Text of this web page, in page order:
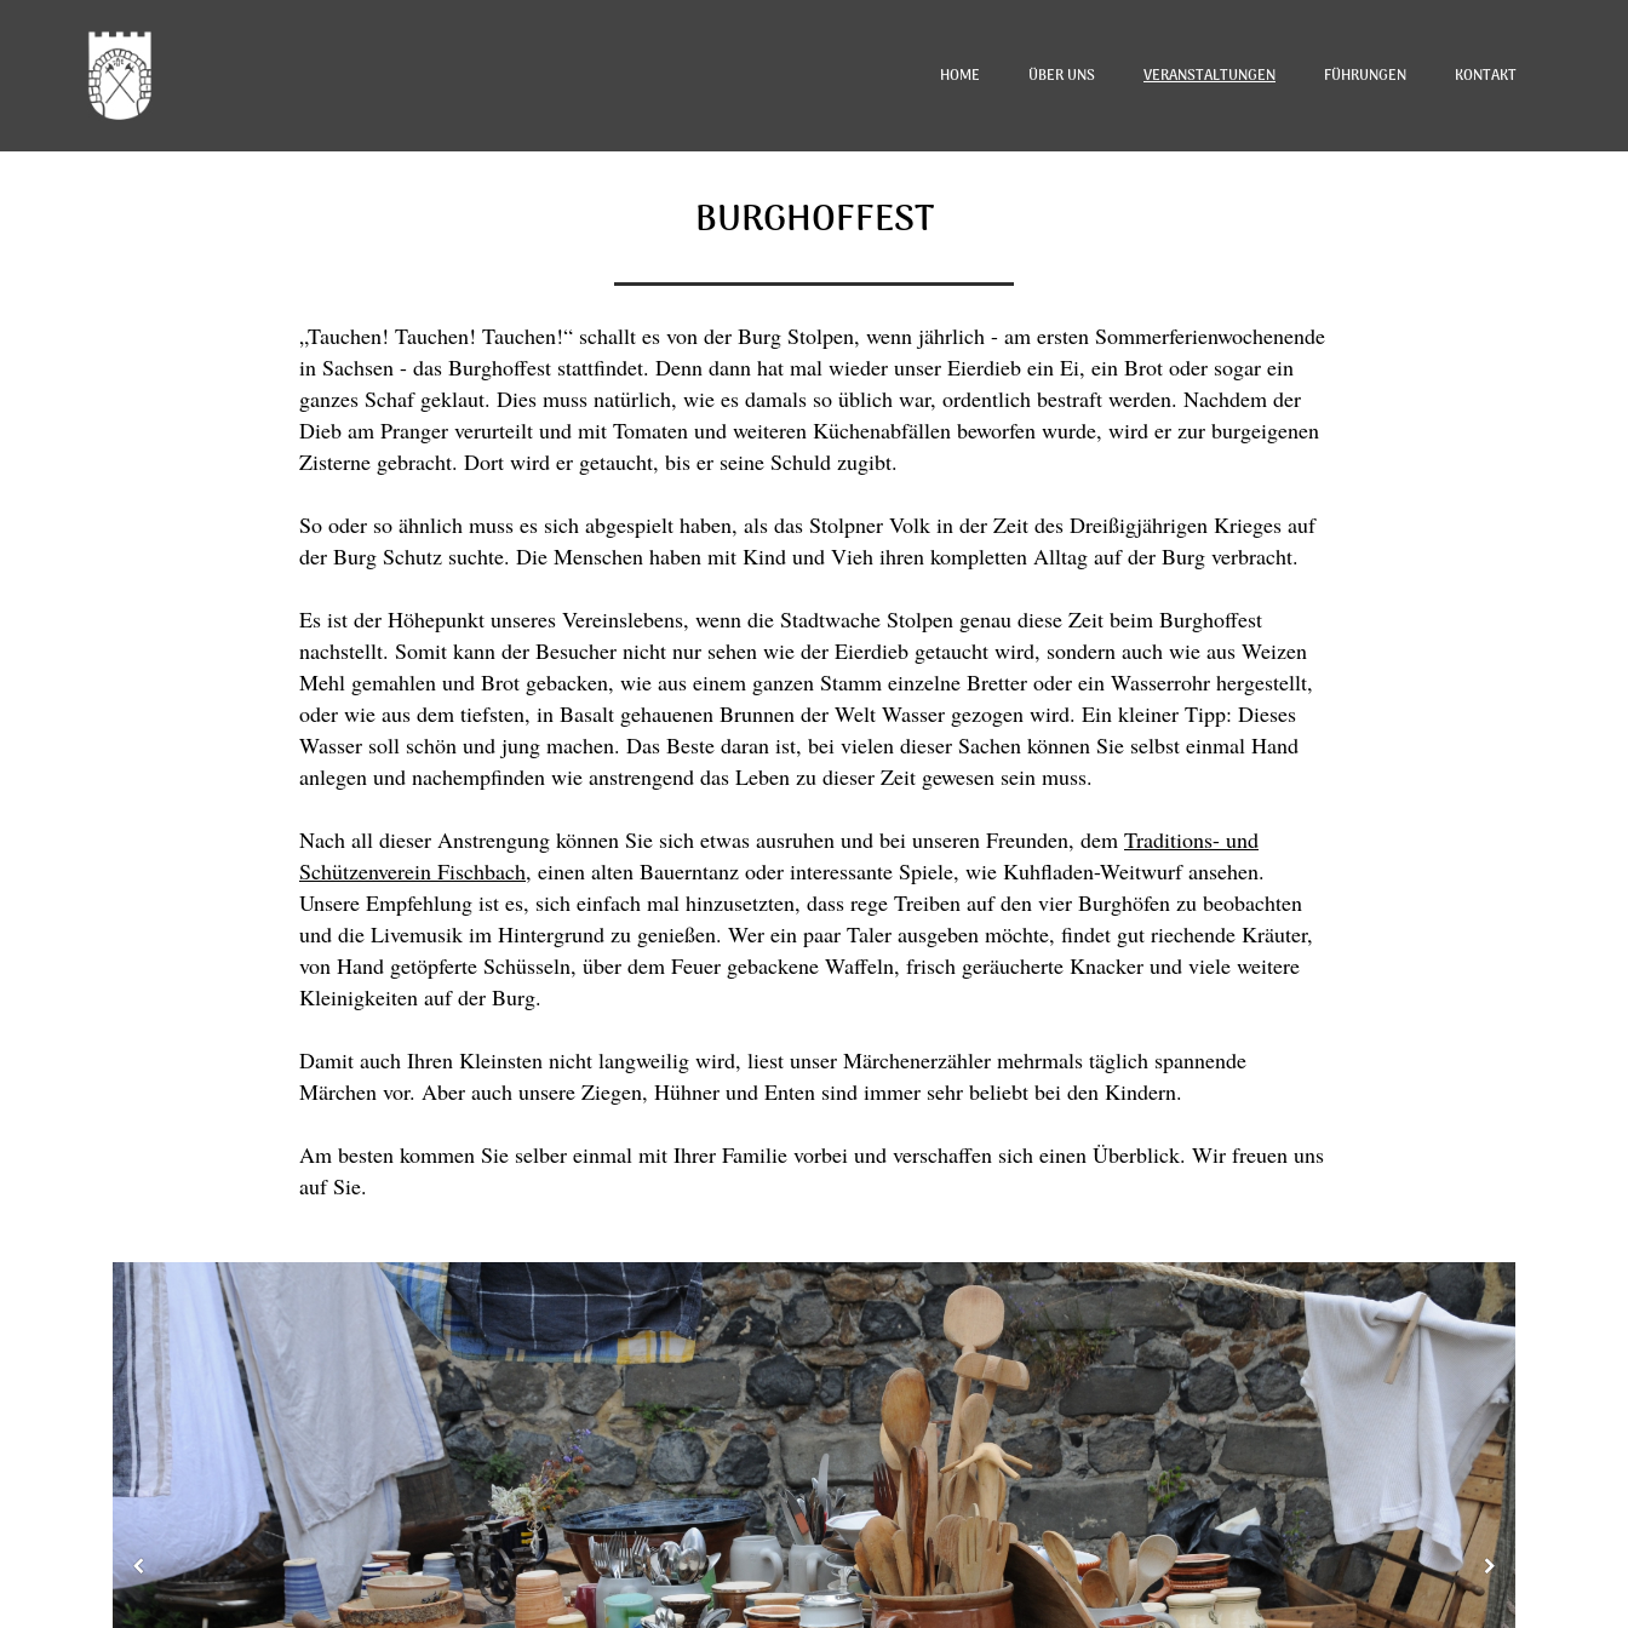
HOME ÜBER UNS VERANSTALTUNGEN FÜHRUNGEN KONTAKT
BURGHOFFEST
„Tauchen! Tauchen! Tauchen!“ schallt es von der Burg Stolpen, wenn jährlich - am ersten Sommerferienwochenende
in Sachsen - das Burghoffest stattfindet. Denn dann hat mal wieder unser Eierdieb ein Ei, ein Brot oder sogar ein
ganzes Schaf geklaut. Dies muss natürlich, wie es damals so üblich war, ordentlich bestraft werden. Nachdem der
Dieb am Pranger verurteilt und mit Tomaten und weiteren Küchenabfällen beworfen wurde, wird er zur burgeigenen
Zisterne gebracht. Dort wird er getaucht, bis er seine Schuld zugibt.
So oder so ähnlich muss es sich abgespielt haben, als das Stolpner Volk in der Zeit des Dreißigjährigen Krieges auf
der Burg Schutz suchte. Die Menschen haben mit Kind und Vieh ihren kompletten Alltag auf der Burg verbracht.
Es ist der Höhepunkt unseres Vereinslebens, wenn die Stadtwache Stolpen genau diese Zeit beim Burghoffest
nachstellt. Somit kann der Besucher nicht nur sehen wie der Eierdieb getaucht wird, sondern auch wie aus Weizen
Mehl gemahlen und Brot gebacken, wie aus einem ganzen Stamm einzelne Bretter oder ein Wasserrohr hergestellt,
oder wie aus dem tiefsten, in Basalt gehauenen Brunnen der Welt Wasser gezogen wird. Ein kleiner Tipp: Dieses
Wasser soll schön und jung machen. Das Beste daran ist, bei vielen dieser Sachen können Sie selbst einmal Hand
anlegen und nachempfinden wie anstrengend das Leben zu dieser Zeit gewesen sein muss.
Nach all dieser Anstrengung können Sie sich etwas ausruhen und bei unseren Freunden, dem Traditions- und
Schützenverein Fischbach, einen alten Bauerntanz oder interessante Spiele, wie Kuhfladen-Weitwurf ansehen.
Unsere Empfehlung ist es, sich einfach mal hinzusetzten, dass rege Treiben auf den vier Burghöfen zu beobachten
und die Livemusik im Hintergrund zu genießen. Wer ein paar Taler ausgeben möchte, findet gut riechende Kräuter,
von Hand getöpferte Schüsseln, über dem Feuer gebackene Waffeln, frisch geräucherte Knacker und viele weitere
Kleinigkeiten auf der Burg.
Damit auch Ihren Kleinsten nicht langweilig wird, liest unser Märchenerzähler mehrmals täglich spannende
Märchen vor. Aber auch unsere Ziegen, Hühner und Enten sind immer sehr beliebt bei den Kindern.
Am besten kommen Sie selber einmal mit Ihrer Familie vorbei und verschaffen sich einen Überblick. Wir freuen uns
auf Sie.